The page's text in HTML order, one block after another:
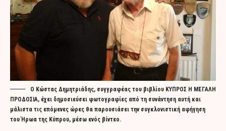
Ο Κώστας Δημητριάδης, συγγραφέας του βιβλίου ΚΥΠΡΟΣ Η ΜΕΓΑΛΗ
ΠΡΟΔΟΣΙΑ, έχει δημοσιεύσει φωτογραφίες από τη συνάντηση αυτή και
μάλιστα τις επόμενες ώρες θα παρουσιάσει την συγκλονιστική αφήγηση
του Ήρωα της Κύπρου, μέσω ενός βίντεο.